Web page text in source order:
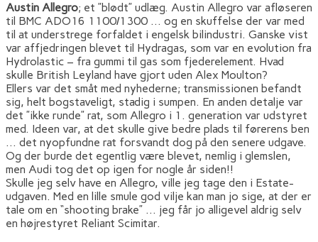
Austin Allegro; et ”blødt” udlæg. Austin Allegro var afløseren
til BMC ADO16 1100/1300 … og en skuffelse der var med
til at understrege forfaldet i engelsk bilindustri. Ganske vist
var affjedringen blevet til Hydragas, som var en evolution fra
Hydrolastic ­– fra gummi til gas som fjederelement. Hvad
skulle British Leyland have gjort uden Alex Moulton?
Ellers var det småt med nyhederne; transmissionen befandt
sig, helt bogstaveligt, stadig i sumpen. En anden detalje var
det ”ikke runde” rat, som Allegro i 1. generation var udstyret
med. Ideen var, at det skulle give bedre plads til førerens ben
… det nyopfundne rat forsvandt dog på den senere udgave.
Og der burde det egentlig være blevet, nemlig i glemslen,
men Audi tog det op igen for nogle år siden!!
Skulle jeg selv have en Allegro, ville jeg tage den i Estate-
udgaven. Med en lille smule god vilje kan man jo sige, at der er
tale om en “shooting brake” … jeg får jo alligevel aldrig selv
en højrestyret Reliant Scimitar.